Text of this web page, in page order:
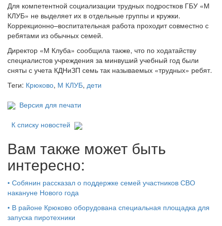
Для компетентной социализации трудных подростков ГБУ «М
КЛУБ» не выделяет их в отдельные группы и кружки.
Коррекционно–воспитательная работа проходит совместно с
ребятами из обычных семей.
Директор «М Клуба» сообщила также, что по ходатайству
специалистов учреждения за минвуший учебный год были
сняты с учета КДНиЗП семь так называемых «трудных» ребят.
Теги: Крюково, М КЛУБ, дети
Версия для печати
К списку новостей
Вам также может быть
интересно:
• Собянин рассказал о поддержке семей участников СВО
накануне Нового года
• В районе Крюково оборудована специальная площадка для
запуска пиротехники